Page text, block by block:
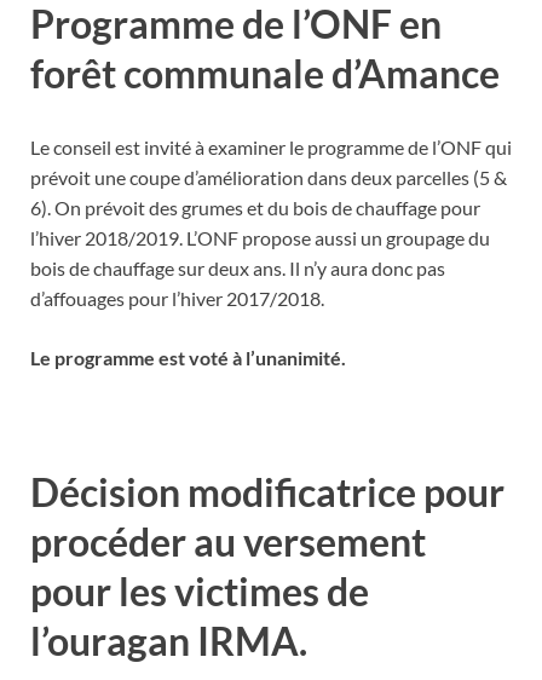
Programme de l’ONF en
forêt communale d’Amance
Le conseil est invité à examiner le programme de l’ONF qui
prévoit une coupe d’amélioration dans deux parcelles (5 &
6). On prévoit des grumes et du bois de chauffage pour
l’hiver 2018/2019. L’ONF propose aussi un groupage du
bois de chauffage sur deux ans. Il n’y aura donc pas
d’affouages pour l’hiver 2017/2018.
Le programme est voté à l’unanimité.
Décision modificatrice pour
procéder au versement
pour les victimes de
l’ouragan IRMA.